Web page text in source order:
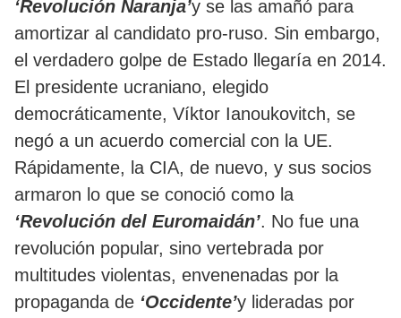
‘Revolución Naranja’y se las amañó para
amortizar al candidato pro-ruso. Sin embargo,
el verdadero golpe de Estado llegaría en 2014.
El presidente ucraniano, elegido
democráticamente, Víktor Ianoukovitch, se
negó a un acuerdo comercial con la UE.
Rápidamente, la CIA, de nuevo, y sus socios
armaron lo que se conoció como la
‘Revolución del Euromaidán’. No fue una
revolución popular, sino vertebrada por
multitudes violentas, envenenadas por la
propaganda de ‘Occidente’y lideradas por